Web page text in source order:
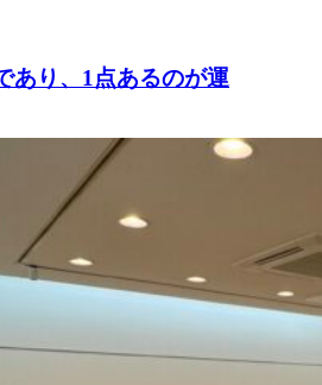
あり、1点あるのが運